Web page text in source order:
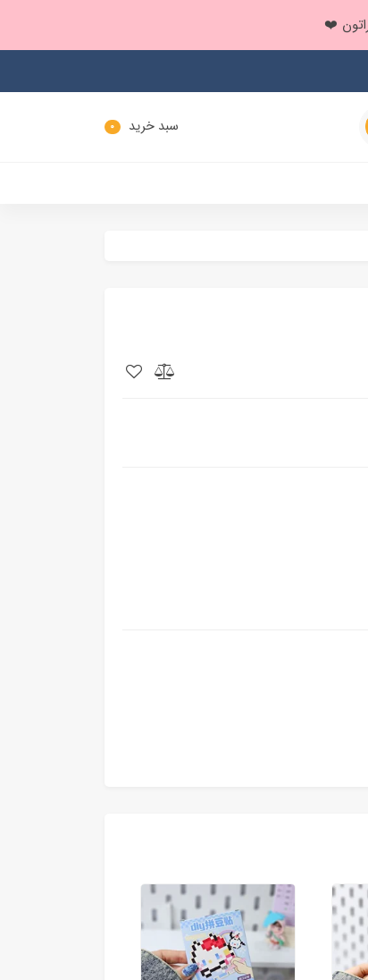
سبد خرید 0